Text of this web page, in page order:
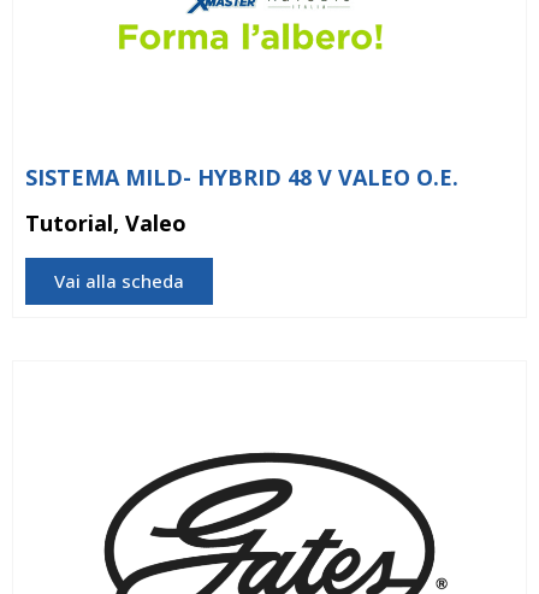
SISTEMA MILD- HYBRID 48 V VALEO O.E.
Tutorial, Valeo
Vai alla scheda